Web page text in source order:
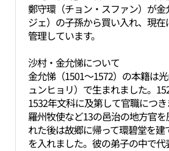
鄭守環（チョン・スファン）が
ジェ）の子孫から買い入れ、現
管理しています。
沙村・金允悌について
金允悌（1501～1572）の本籍は
ュンヒョリ）で生まれました。
1532年文科に及第して官職につき
羅州牧使など13の邑治の地方官
れた後は故郷に帰って環碧堂を
を入れました。彼の弟子の中で